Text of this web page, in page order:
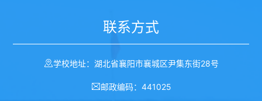
联系方式
学校地址：湖北省襄阳市襄城区尹集东街28号
邮政编码：441025